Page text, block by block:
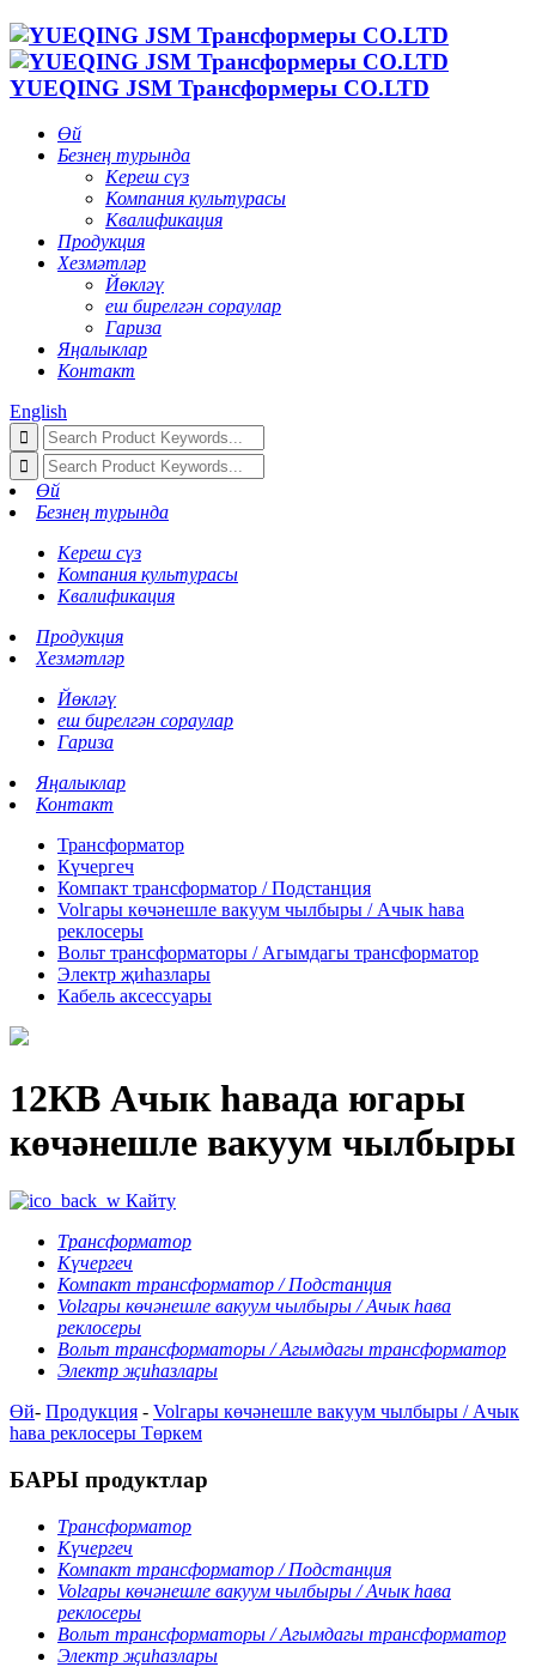
YUEQING JSM Трансформеры CO.LTD
Өй
Безнең турында
Кереш сүз
Компания культурасы
Квалификация
Продукция
Хезмәтләр
Йөкләү
еш бирелгән сораулар
Гариза
Яңалыклар
Контакт
English
Өй
Безнең турында
Кереш сүз
Компания культурасы
Квалификация
Продукция
Хезмәтләр
Йөкләү
еш бирелгән сораулар
Гариза
Яңалыклар
Контакт
Трансформатор
Күчергеч
Компакт трансформатор / Подстанция
Volгары көчәнешле вакуум чылбыры / Ачык һава
реклосеры
Вольт трансформаторы / Агымдагы трансформатор
Электр җиһазлары
Кабель аксессуары
12КВ Ачык һавада югары
көчәнешле вакуум чылбыры
Кайту
Трансформатор
Күчергеч
Компакт трансформатор / Подстанция
Volгары көчәнешле вакуум чылбыры / Ачык һава
реклосеры
Вольт трансформаторы / Агымдагы трансформатор
Электр җиһазлары
Өй- Продукция - Volгары көчәнешле вакуум чылбыры / Ачык
һава реклосеры Төркем
БАРЫ продуктлар
Трансформатор
Күчергеч
Компакт трансформатор / Подстанция
Volгары көчәнешле вакуум чылбыры / Ачык һава
реклосеры
Вольт трансформаторы / Агымдагы трансформатор
Электр җиһазлары